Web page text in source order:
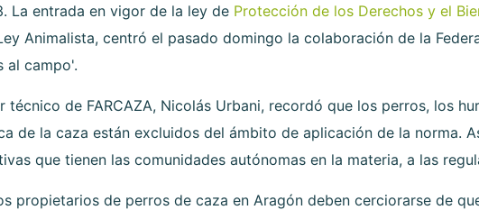
La entrada en vigor de la ley de Protección de los Derechos y el
Animalista, centró el pasado domingo la colaboración de la
al campo'.
técnico de FARCAZA, Nicolás Urbani, recordó que los perros, los
de la caza están excluidos del ámbito de aplicación de la norma.
que tienen las comunidades autónomas en la materia, a las
propietarios de perros de caza en Aragón deben cerciorarse de